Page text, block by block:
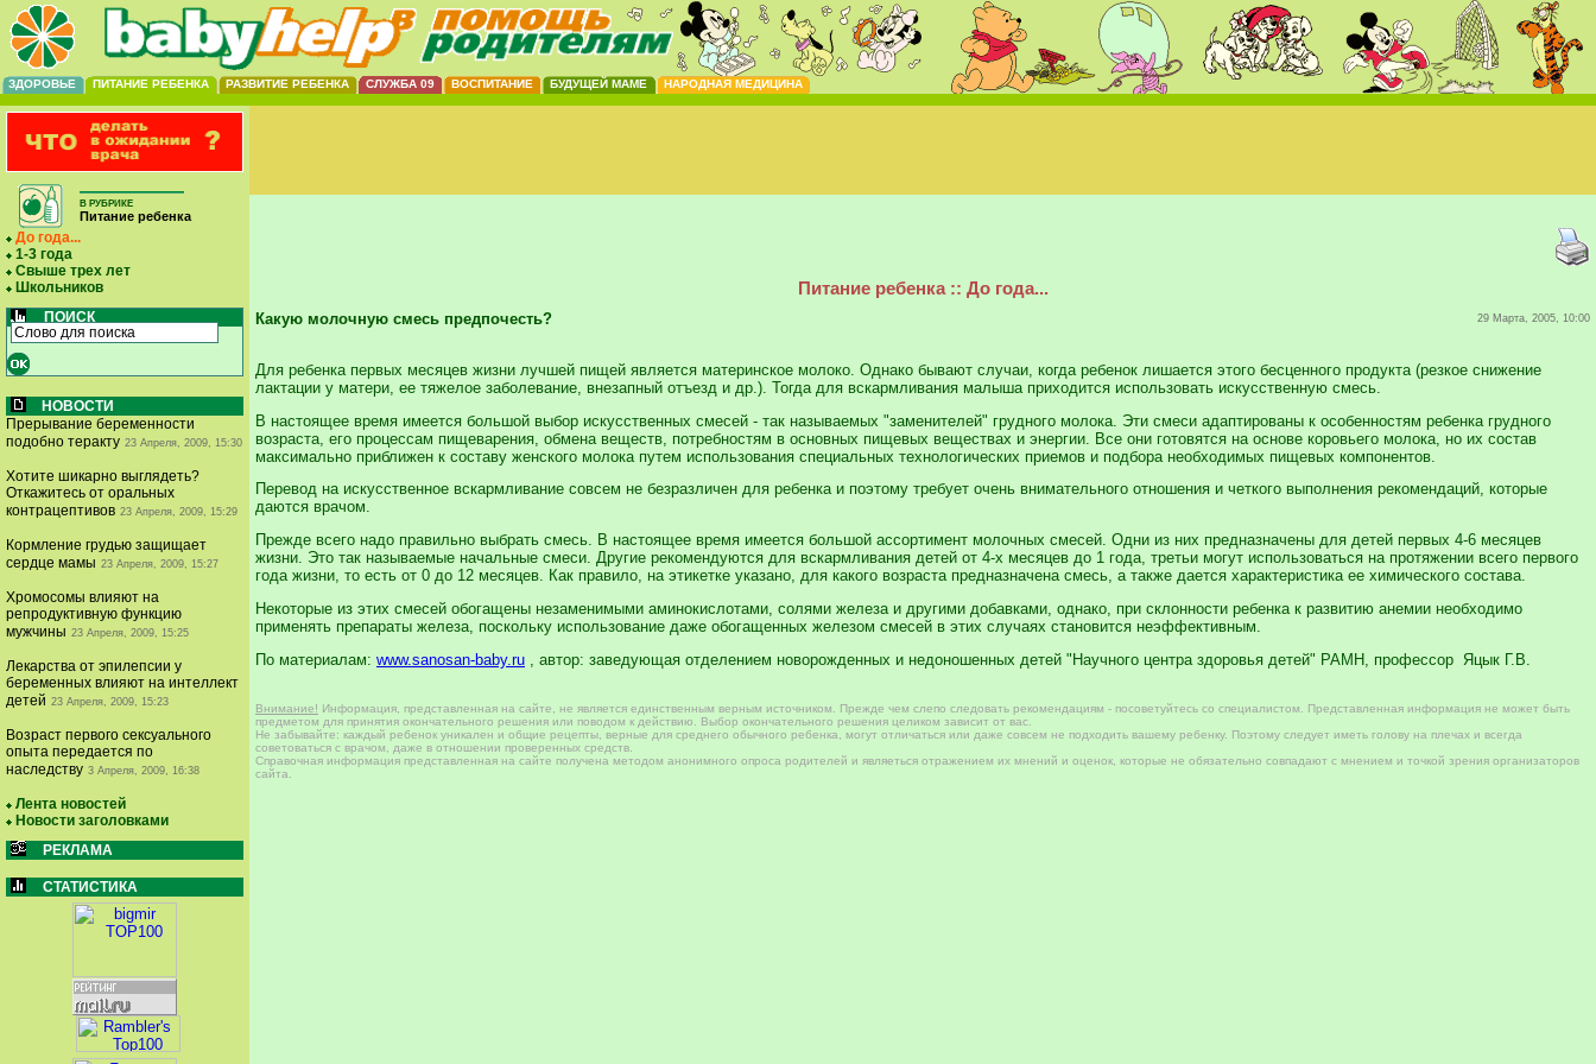
ЗДОРОВЬЕ ПИТАНИЕ РЕБЕНКА РАЗВИТИЕ РЕБЕНКА СЛУЖБА 09 ВОСПИТАНИЕ БУДУЩЕЙ МАМЕ НАРОДНАЯ МЕДИЦИНА
В РУБРИКЕ
Питание ребенка
До года...
1-3 года
Свыше трех лет
Школьников
ПОИСК
НОВОСТИ
Прерывание беременности
подобно теракту 23 Апреля, 2009, 15:30
Хотите шикарно выглядеть?
Откажитесь от оральных
контрацептивов 23 Апреля, 2009, 15:29
Кормление грудью защищает
сердце мамы 23 Апреля, 2009, 15:27
Хромосомы влияют на
репродуктивную функцию
мужчины 23 Апреля, 2009, 15:25
Лекарства от эпилепсии у
беременных влияют на интеллект
детей 23 Апреля, 2009, 15:23
Возраст первого сексуального
опыта передается по
наследству 3 Апреля, 2009, 16:38
Лента новостей
Новости заголовками
РЕКЛАМА
СТАТИСТИКА
Питание ребенка :: До года...
Какую молочную смесь предпочесть? 29 Марта, 2005, 10:00
Для ребенка первых месяцев жизни лучшей пищей является материнское молоко. Однако бывают случаи, когда ребенок лишается этого бесценного продукта (резкое снижение
лактации у матери, ее тяжелое заболевание, внезапный отъезд и др.). Тогда для вскармливания малыша приходится использовать искусственную смесь.
В настоящее время имеется большой выбор искусственных смесей - так называемых "заменителей" грудного молока. Эти смеси адаптированы к особенностям ребенка грудного
возраста, его процессам пищеварения, обмена веществ, потребностям в основных пищевых веществах и энергии. Все они готовятся на основе коровьего молока, но их состав
максимально приближен к составу женского молока путем использования специальных технологических приемов и подбора необходимых пищевых компонентов.
Перевод на искусственное вскармливание совсем не безразличен для ребенка и поэтому требует очень внимательного отношения и четкого выполнения рекомендаций, которые
даются врачом.
Прежде всего надо правильно выбрать смесь. В настоящее время имеется большой ассортимент молочных смесей. Одни из них предназначены для детей первых 4-6 месяцев
жизни. Это так называемые начальные смеси. Другие рекомендуются для вскармливания детей от 4-х месяцев до 1 года, третьи могут использоваться на протяжении всего первого
года жизни, то есть от 0 до 12 месяцев. Как правило, на этикетке указано, для какого возраста предназначена смесь, а также дается характеристика ее химического состава.
Некоторые из этих смесей обогащены незаменимыми аминокислотами, солями железа и другими добавками, однако, при склонности ребенка к развитию анемии необходимо
применять препараты железа, поскольку использование даже обогащенных железом смесей в этих случаях становится неэффективным.
По материалам: www.sanosan-baby.ru , автор: заведующая отделением новорожденных и недоношенных детей "Научного центра здоровья детей" РАМН, профессор Яцык Г.В.
Внимание! Информация, представленная на сайте, не является единственным верным источником. Прежде чем слепо следовать рекомендациям - посоветуйтесь со специалистом. Представленная информация не может быть
предметом для принятия окончательного решения или поводом к действию. Выбор окончательного решения целиком зависит от вас.
Не забывайте: каждый ребенок уникален и общие рецепты, верные для среднего обычного ребенка, могут отличаться или даже совсем не подходить вашему ребенку. Поэтому следует иметь голову на плечах и всегда
советоваться с врачом, даже в отношении проверенных средств.
Справочная информация представленная на сайте получена методом анонимного опроса родителей и являеться отражением их мнений и оценок, которые не обязательно совпадают с мнением и точкой зрения организаторов
сайта.